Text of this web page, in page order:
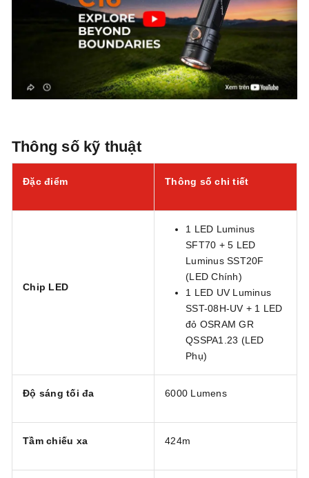
Thông số kỹ thuật
Đặc điểm Thông số chi tiết
Chip LED
1 LED Luminus
SFT70 + 5 LED
Luminus SST20F
(LED Chính)
1 LED UV Luminus
SST-08H-UV + 1 LED
đỏ OSRAM GR
QSSPA1.23 (LED
Phụ)
Độ sáng tối đa 6000 Lumens
Tầm chiếu xa 424m